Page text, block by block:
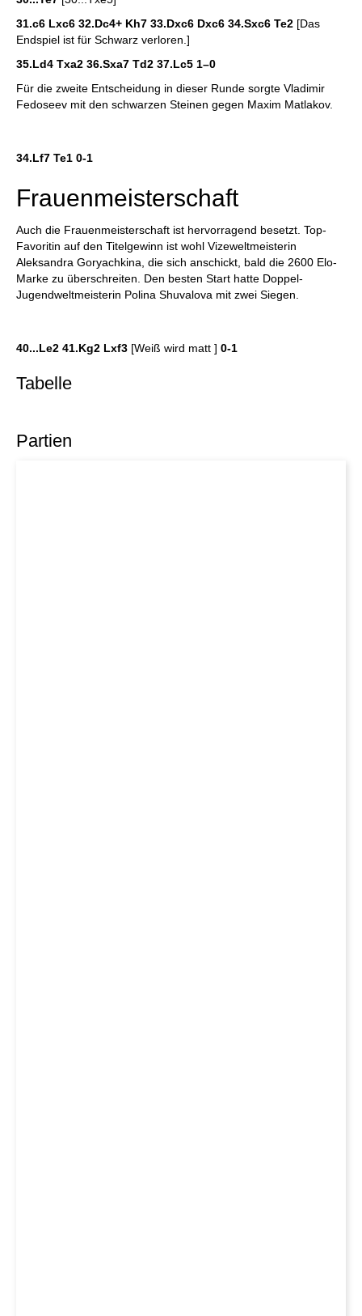
31.c6 Lxc6 32.Dc4+ Kh7 33.Dxc6 Dxc6 34.Sxc6 Te2 [Das
Endspiel ist für Schwarz verloren.]
35.Ld4 Txa2 36.Sxa7 Td2 37.Lc5 1–0
Für die zweite Entscheidung in dieser Runde sorgte Vladimir
Fedoseev mit den schwarzen Steinen gegen Maxim Matlakov.
34.Lf7 Te1 0-1
Frauenmeisterschaft
Auch die Frauenmeisterschaft ist hervorragend besetzt. Top-
Favoritin auf den Titelgewinn ist wohl Vizeweltmeisterin
Aleksandra Goryachkina, die sich anschickt, bald die 2600 Elo-
Marke zu überschreiten. Den besten Start hatte Doppel-
Jugendweltmeisterin Polina Shuvalova mit zwei Siegen.
40...Le2 41.Kg2 Lxf3 [Weiß wird matt ] 0-1
Tabelle
Partien